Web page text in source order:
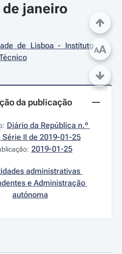
de janeiro
de Lisboa - Instituto
da publicação
Diário da República n.º
Série II de 2019-01-25
2019-01-25
administrativas
e Administração
autónoma
AA